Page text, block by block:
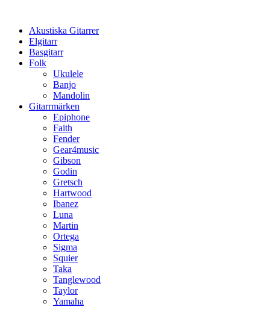
innehållAkustiska Gitarrer
Elgitarr
Basgitarr
Folk
Ukulele
Banjo
Mandolin
Gitarrmärken
Epiphone
Faith
Fender
Gear4music
Gibson
Godin
Gretsch
Hartwood
Ibanez
Luna
Martin
Ortega
Sigma
Squier
Taka
Tanglewood
Taylor
Yamaha